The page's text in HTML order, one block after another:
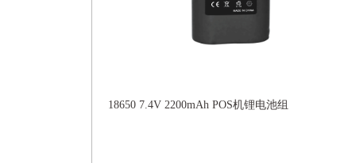
18650 7.4V 2200mAh POS机锂电池组